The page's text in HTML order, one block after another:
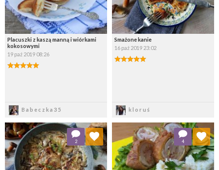
Placuszki z kaszą manną i wiórkami
kokosowymi
19 paź 2019 08:26
Babeczka35
Smażone kanie
16 paź 2019 23:02
kloruś
2
Dodaj do ulubionych
Wybierz listę:
4
Dodaj do ulubionych
Wybierz listę: